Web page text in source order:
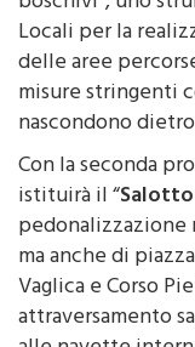
Locali per la
delle aree
misure stringenti
nascondono
Con la seconda
istituirà il “
pedonalizzazione
ma anche di
Vaglica e Corso
attraversamento